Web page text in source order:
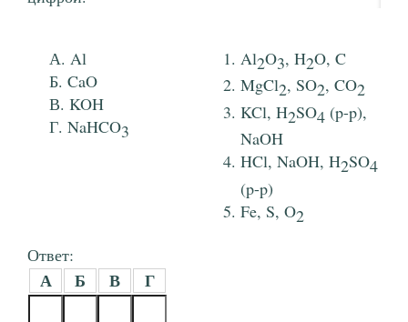
Al
CaO
KOH
NaHCO3
Al2O3, H2O, C
MgCl2, SO2, CO2
KCl, H2SO4 (p-p),
NaOH
HCl, NaOH, H2SO4
(p-p)
Fe, S, O2
Ответ:
А Б В Г